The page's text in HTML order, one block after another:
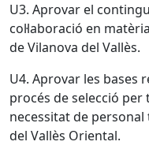
U3. Aprovar el
col·laboració en
de Vilanova del Vallès.
U4. Aprovar les bases
procés de selecció
necessitat de
del Vallès Oriental.